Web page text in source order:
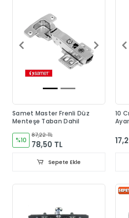
Samet Master Frenli Düz
Menteşe Taban Dahil
%10
87,22 TL
78,50 TL
Sepete Ekle
10